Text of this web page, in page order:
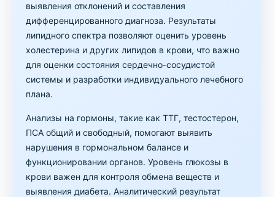
выявления отклонений и составления
дифференцированного диагноза. Результаты
липидного спектра позволяют оценить уровень
холестерина и других липидов в крови, что важно
для оценки состояния сердечно-сосудистой
системы и разработки индивидуального лечебного
плана.
Анализы на гормоны, такие как ТТГ, тестостерон,
ПСА общий и свободный, помогают выявить
нарушения в гормональном балансе и
функционировании органов. Уровень глюкозы в
крови важен для контроля обмена веществ и
выявления диабета. Аналитический результат